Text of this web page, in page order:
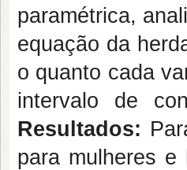
paramétrica,
equação da
o quanto cada
intervalo de
Resultados:
para mulheres e